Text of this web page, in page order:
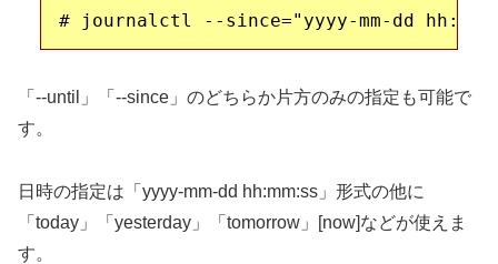
「--until」「--since」のどちらか片方のみの指定も可能で
す。
日時の指定は「yyyy-mm-dd hh:mm:ss」形式の他に
「today」「yesterday」「tomorrow」[now]などが使えま
す。